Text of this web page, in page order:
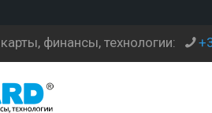
финансы, технологии: